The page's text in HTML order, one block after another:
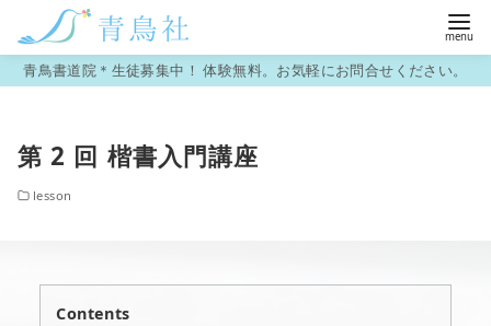
青鳥書道院＊生徒募集中！ 体験無料。お気軽にお問合せください。
第 2 回 楷書入門講座
lesson
Contents